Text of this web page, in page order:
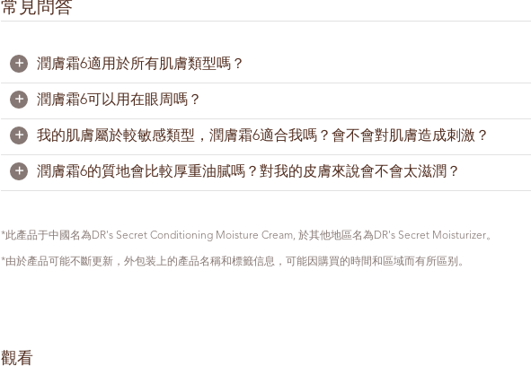
常見問答
+ 潤膚霜6適用於所有肌膚類型嗎？
潤膚霜6適用於大多數膚質，您可視肌膚情況，選擇是否使用潤膚霜6。乾性、敏感肌
用具有舒緩與滋潤效果的潤膚霜6。一般肌膚亦可使用潤膚霜6滋潤補水。在乾燥的季
肌膚感覺乾燥缺水或有敏感情況時，可增加潤膚霜6的用量。
若您是油性肌膚，或想選擇質地較為清爽的產品，則可選擇嫩膚乳A6。
+ 潤膚霜6可以用在眼周嗎？
我們的眼周肌膚是最脆弱的，較厚重的面霜容易導致營養過剩。如果您的肌膚容易因
生脂肪粒，請不要在眼周使用潤膚霜6。我們建議使用針對眼周肌膚所研發的
+ 我的肌膚屬於較敏感類型，潤膚霜6適合我嗎？會不會對肌膚造成刺激？
肌膚敏感一般是因為乾燥或缺水。充分的補水滋潤能緩解這個問題。潤膚霜6能夠幫
如果擔心肌膚有過敏或敏感反應，我們建議在使用產品前，先在耳後或手臂內側測試
過敏反應。這種方法能大大降低過敏的機率。如果已知肌膚對某種成分過敏，應先閱
+ 潤膚霜6的質地會比較厚重油膩嗎？對我的皮膚來說會不會太滋潤？
補水保濕。一般來說，我們建議塗抹一到兩層。在乾燥的環境或季節，或當皮膚感到
炎時，可增加用量。
*此產品于中國名為DR's Secret Conditioning Moisture Cream, 於其他地區名為DR's Secret Moisturizer。
*由於產品可能不斷更新，外包装上的產品名稱和標籤信息，可能因購買的時間和區域而有所區别。
觀看